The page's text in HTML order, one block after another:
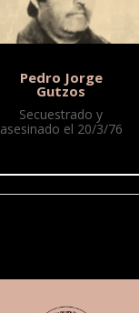
Pedro Jorge
Gutzos
Secuestrado y
asesinado el 20/3/76